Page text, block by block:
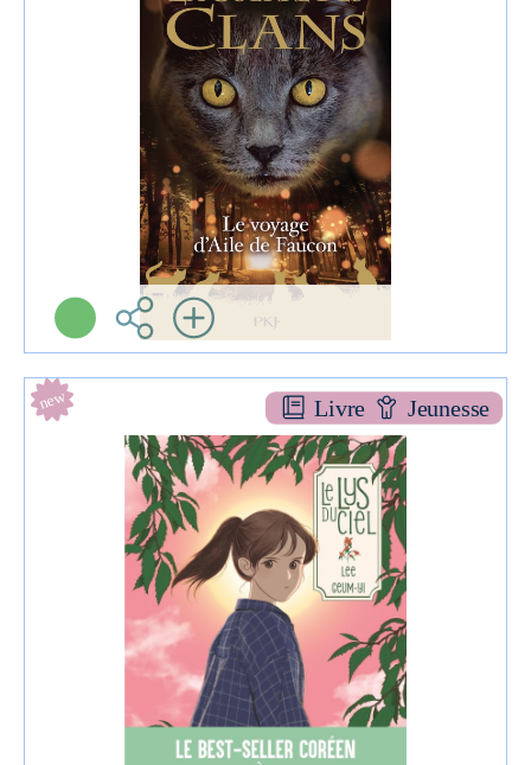
Erin HUNTER
Pocket jeunesse-PKJ (
Paris - 2022 )
Informations:
Plus d'infos
Livre Jeunesse
new
Le lys du ciel
ROMAN JEU
Lee GEUMYI
Albin Michel ( Paris -
2025 )
Informations:
Plus d'infos